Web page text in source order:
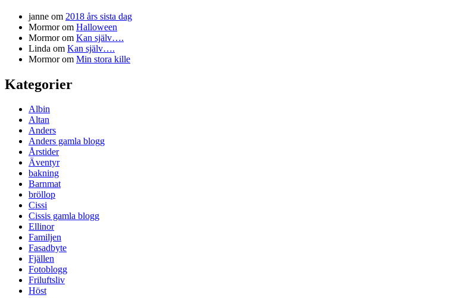
janne om 2018 års sista dag
Mormorom Halloween
Mormorom Kan själv….
Linda om Kan själv….
Mormorom Min stora kille
Kategorier
Albin
Altan
Anders
Anders gamla blogg
Årstider
Äventyr
bakning
Barnmat
bröllop
Cissi
Cissis gamla blogg
Ellinor
Familjen
Fasadbyte
Fjällen
Fotoblogg
Friluftsliv
Höst